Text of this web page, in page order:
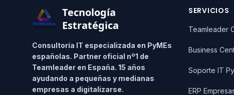
Tecnología
Estratégica
Consultoría IT especializada en PyMEs
españolas. Partner oficial nº1 de
Teamleader en España. 15 años
ayudando a pequeñas y medianas
empresas a digitalizarse.
SERVICIOS
Teamleader
Business
Soporte IT
ERP